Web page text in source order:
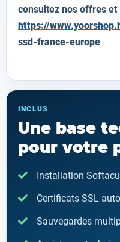
consultez nos offres et
https://
ssd-france-europe
INCLUS
Une base
pour votre
Installation
Certificats SSL
Sauvegardes